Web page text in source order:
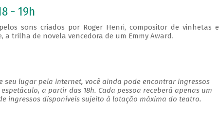
- 19h
sons criados por Roger Henri, compositor de vinhetas e
trilha de novela vencedora de um Emmy Award .
seu lugar pela internet, você ainda pode encontrar ingressos
a partir das 18h. Cada pessoa receberá apenas um
ingressos disponíveis sujeito à lotação máxima do teatro.